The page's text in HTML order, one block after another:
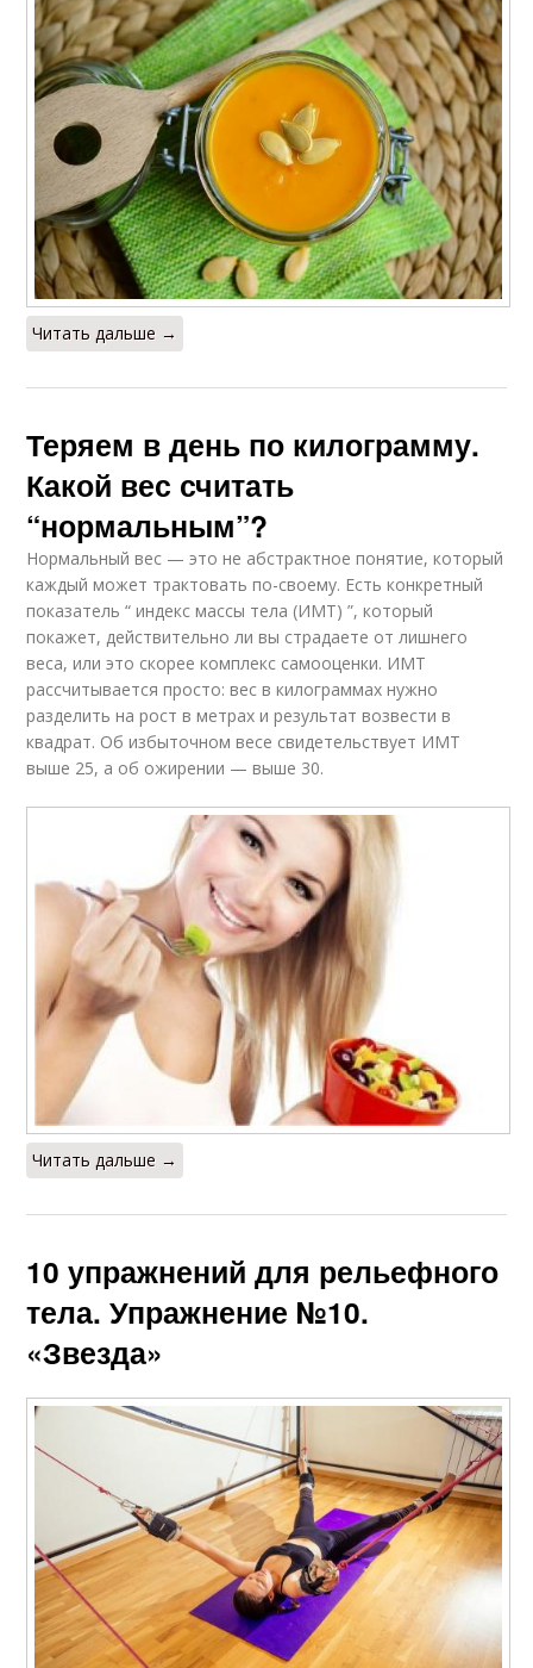
Читать дальше →
Теряем в день по килограмму.
Какой вес считать
“нормальным”?
Нормальный вес — это не абстрактное понятие, который
каждый может трактовать по-своему. Есть конкретный
показатель “ индекс массы тела (ИМТ) ”, который
покажет, действительно ли вы страдаете от лишнего
веса, или это скорее комплекс самооценки. ИМТ
рассчитывается просто: вес в килограммах нужно
разделить на рост в метрах и результат возвести в
квадрат. Об избыточном весе свидетельствует ИМТ
выше 25, а об ожирении — выше 30.
Читать дальше →
10 упражнений для рельефного
тела. Упражнение №10.
«Звезда»